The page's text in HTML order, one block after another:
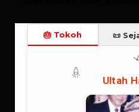
Pengajaran Rasul Paulus
keuntungan” juga hanya dapat